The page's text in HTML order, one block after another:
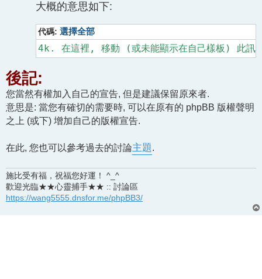
大概的意思如下:
代碼:選擇全部
後記:
您當然有權加入自己的宣告, 但是建議保留原來者.
意思是: 當您有確切的需要時, 可以在原有的 phpBB 版權聲明
之上 (或下) 增加自己的版權宣告.
在此, 您也可以參考過去的討論主題.
施比受有福，祝福您好運！ ^_^
歡迎光臨★★心靈捕手★★ :: 討論區
https://wang5555.dnsfor.me/phpBB3/